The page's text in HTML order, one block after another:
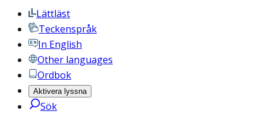
Lättläst
Teckenspråk
In English
Other languages
Ordbok
Aktivera lyssna
Sök